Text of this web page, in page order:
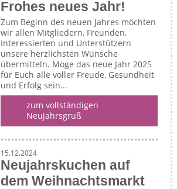
Frohes neues Jahr!
Zum Beginn des neuen Jahres möchten
wir allen Mitgliedern, Freunden,
Interessierten und Unterstützern
unsere herzlichsten Wünsche
übermitteln. Möge das neue Jahr 2025
für Euch alle voller Freude, Gesundheit
und Erfolg sein...
zum vollständigen
Neujahrsgruß
15.12.2024
Neujahrskuchen auf
dem Weihnachtsmarkt